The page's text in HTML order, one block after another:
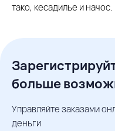
тако, кесадилье и начос.
больше
Управляйте заказами
деньги